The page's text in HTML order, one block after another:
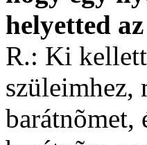
helyetted
R.: Ki
szüleimhez,
barátnõmet,